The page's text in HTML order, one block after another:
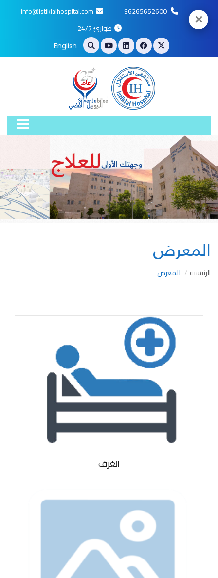
96265652600
info@istiklalhospital.com
طوارئ 24/7
English
المعرض
الرئيسية المعرض
الغرف
✕